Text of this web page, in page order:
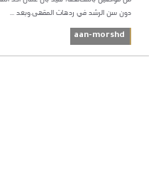
دون سن الرشد في ردهات المقهى.وبعد ...
aan-morshd